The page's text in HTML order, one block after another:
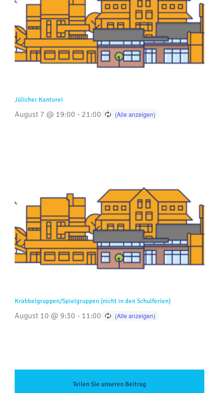
Jülicher Kantorei
August 7 @ 19:00 - 21:00
Krabbelgruppen/Spielgruppen (nicht in den Schulferien)
August 10 @ 9:30 - 11:00
Teilen Sie unseren Beitrag